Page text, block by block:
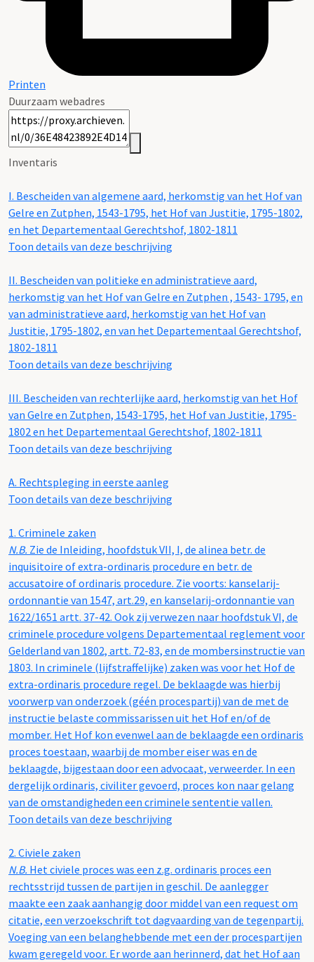
Printen
Duurzaam webadres
Inventaris
I. Bescheiden van algemene aard, herkomstig van het Hof van
Gelre en Zutphen, 1543-1795, het Hof van Justitie, 1795-1802,
en het Departementaal Gerechtshof, 1802-1811
Toon details van deze beschrijving
II. Bescheiden van politieke en administratieve aard,
herkomstig van het Hof van Gelre en Zutphen , 1543- 1795, en
van administratieve aard, herkomstig van het Hof van
Justitie, 1795-1802, en van het Departementaal Gerechtshof,
1802-1811
Toon details van deze beschrijving
III. Bescheiden van rechterlijke aard, herkomstig van het Hof
van Gelre en Zutphen, 1543-1795, het Hof van Justitie, 1795-
1802 en het Departementaal Gerechtshof, 1802-1811
Toon details van deze beschrijving
A. Rechtspleging in eerste aanleg
Toon details van deze beschrijving
1. Criminele zaken
N.B. Zie de Inleiding, hoofdstuk VII, I, de alinea betr. de
inquisitoire of extra-ordinaris procedure en betr. de
accusatoire of ordinaris procedure. Zie voorts: kanselarij-
ordonnantie van 1547, art.29, en kanselarij-ordonnantie van
1622/1651 artt. 37-42. Ook zij verwezen naar hoofdstuk VI, de
criminele procedure volgens Departementaal reglement voor
Gelderland van 1802, artt. 72-83, en de mombersinstructie van
1803. In criminele (lijfstraffelijke) zaken was voor het Hof de
extra-ordinaris procedure regel. De beklaagde was hierbij
voorwerp van onderzoek (géén procespartij) van de met de
instructie belaste commissarissen uit het Hof en/of de
momber. Het Hof kon evenwel aan de beklaagde een ordinaris
proces toestaan, waarbij de momber eiser was en de
beklaagde, bijgestaan door een advocaat, verweerder. In een
dergelijk ordinaris, civiliter gevoerd, proces kon naar gelang
van de omstandigheden een criminele sententie vallen.
Toon details van deze beschrijving
2. Civiele zaken
N.B. Het civiele proces was een z.g. ordinaris proces een
rechtsstrijd tussen de partijen in geschil. De aanlegger
maakte een zaak aanhangig door middel van een request om
citatie, een verzoekschrift tot dagvaarding van de tegenpartij.
Voeging van een belanghebbende met een der procespartijen
kwam geregeld voor. Er worde aan herinnerd, dat het Hof aan